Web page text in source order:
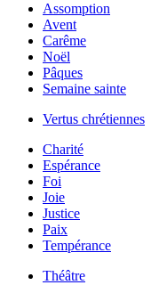
Assomption
Avent
Carême
Noël
Pâques
Semaine sainte
Vertus chrétiennes
Charité
Espérance
Foi
Joie
Justice
Paix
Tempérance
Théâtre